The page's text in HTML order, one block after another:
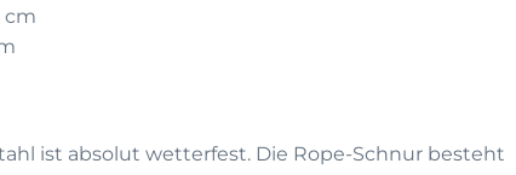
cm
ist absolut wetterfest. Die Rope-Schnur besteht